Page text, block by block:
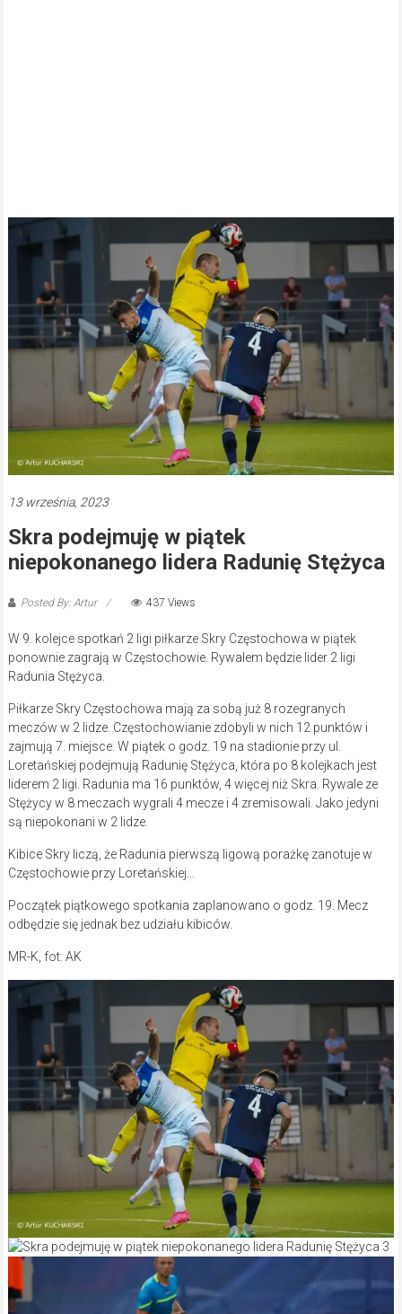
13 września, 2023
Skra podejmuję w piątek
niepokonanego lidera Radunię Stężyca
Posted By: Artur 437 Views
W 9. kolejce spotkań 2 ligi piłkarze Skry Częstochowa w piątek
ponownie zagrają w Częstochowie. Rywalem będzie lider 2 ligi
Radunia Stężyca.
Piłkarze Skry Częstochowa mają za sobą już 8 rozegranych
meczów w 2 lidze. Częstochowianie zdobyli w nich 12 punktów i
zajmują 7. miejsce. W piątek o godz. 19 na stadionie przy ul.
Loretańskiej podejmują Radunię Stężyca, która po 8 kolejkach jest
liderem 2 ligi. Radunia ma 16 punktów, 4 więcej niż Skra. Rywale ze
Stężycy w 8 meczach wygrali 4 mecze i 4 zremisowali. Jako jedyni
są niepokonani w 2 lidze.
Kibice Skry liczą, że Radunia pierwszą ligową porażkę zanotuje w
Częstochowie przy Loretańskiej…
Początek piątkowego spotkania zaplanowano o godz. 19. Mecz
odbędzie się jednak bez udziału kibiców.
MR-K, fot: AK